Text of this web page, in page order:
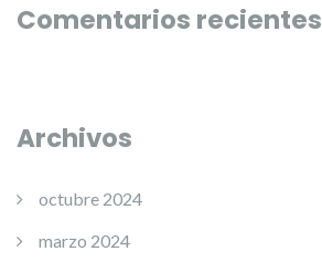
Comentarios recientes
Archivos
octubre 2024
marzo 2024